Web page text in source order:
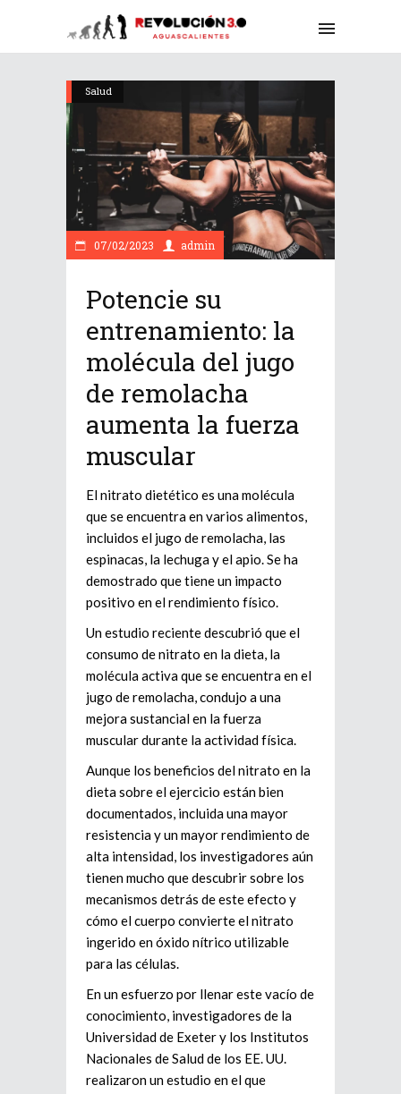
Salud
07/02/2023 admin
Potencie su
entrenamiento: la
molécula del jugo
de remolacha
aumenta la fuerza
muscular
El nitrato dietético es una molécula
que se encuentra en varios alimentos,
incluidos el jugo de remolacha, las
espinacas, la lechuga y el apio. Se ha
demostrado que tiene un impacto
positivo en el rendimiento físico.
Un estudio reciente descubrió que el
consumo de nitrato en la dieta, la
molécula activa que se encuentra en el
jugo de remolacha, condujo a una
mejora sustancial en la fuerza
muscular durante la actividad física.
Aunque los beneficios del nitrato en la
dieta sobre el ejercicio están bien
documentados, incluida una mayor
resistencia y un mayor rendimiento de
alta intensidad, los investigadores aún
tienen mucho que descubrir sobre los
mecanismos detrás de este efecto y
cómo el cuerpo convierte el nitrato
ingerido en óxido nítrico utilizable
para las células.
En un esfuerzo por llenar este vacío de
conocimiento, investigadores de la
Universidad de Exeter y los Institutos
Nacionales de Salud de los EE. UU.
realizaron un estudio en el que